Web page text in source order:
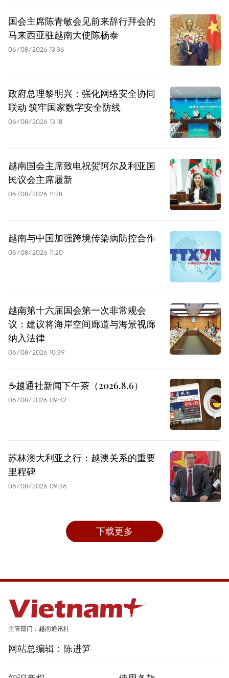
国会主席陈青敏会见前来辞行拜会的
马来西亚驻越南大使陈杨泰
06/08/2026 13:36
政府总理黎明兴：强化网络安全协同
联动 筑牢国家数字安全防线
06/08/2026 13:18
越南国会主席致电祝贺阿尔及利亚国
民议会主席履新
06/08/2026 11:28
越南与中国加强跨境传染病防控合作
06/08/2026 11:20
越南第十六届国会第一次非常规会
议：建议将海岸空间廊道与海景视廊
纳入法律
06/08/2026 10:39
☕️越通社新闻下午茶（2026.8.6）
06/08/2026 09:42
苏林澳大利亚之行：越澳关系的重要
里程碑
06/08/2026 09:36
下载更多
主管部门：越南通讯社
网站总编辑：陈进笋